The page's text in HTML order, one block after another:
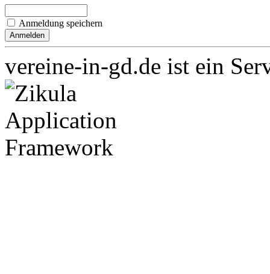
Anmeldung speichern
vereine-in-gd.de ist ein